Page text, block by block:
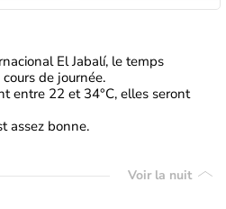
El Jabalí, le temps
de journée.
entre 22 et 34°C, elles seront
assez bonne.
Voir la nuit